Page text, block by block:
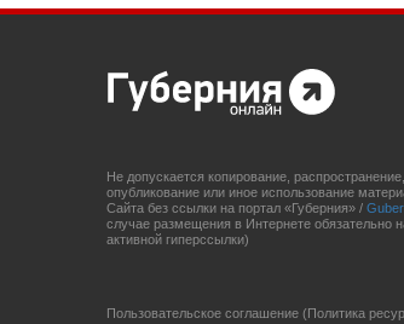
Не допускается копирование, распространение,
опубликование или иное использование
Сайта без ссылки на портал «Губерния» /
случае размещения в Интернете обязательно
активной гиперссылки)
Пользовательское соглашение (Политика